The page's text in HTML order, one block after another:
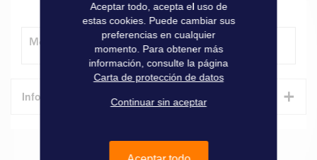
Método de entrega
Informaciones técnicas +
Características
Aceptar todo, acepta el uso de
estas cookies. Puede cambiar sus
preferencias en cualquier
momento. Para obtener más
información, consulte la página
Carta de protección de datos
Continuar sin aceptar